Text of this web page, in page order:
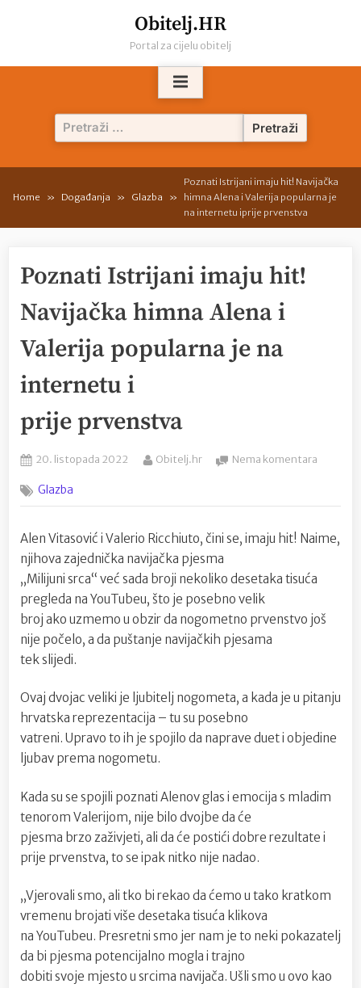
Obitelj.HR
Portal za cijelu obitelj
Pretraži:
Home Događanja Glazba
Poznati Istrijani imaju hit! Navijačka
himna Alena i Valerija popularna je
na internetu iprije prvenstva
Poznati Istrijani imaju hit!
Navijačka himna Alena i
Valerija popularna je na
internetu i
prije prvenstva
Posted
20. listopada 2022 By
Obitelj.hr Nema komentara
imaju
Valerija
i
Glazba
Alen Vitasović i Valerio Ricchiuto, čini se, imaju hit! Naime,
njihova zajednička navijačka pjesma
„Milijuni srca“ već sada broji nekoliko desetaka tisuća
pregleda na YouTubeu, što je posebno velik
broj ako uzmemo u obzir da nogometno prvenstvo još
nije počelo, a da puštanje navijačkih pjesama
tek slijedi.
Ovaj dvojac veliki je ljubitelj nogometa, a kada je u pitanju
hrvatska reprezentacija – tu su posebno
vatreni. Upravo to ih je spojilo da naprave duet i objedine
ljubav prema nogometu.
Kada su se spojili poznati Alenov glas i emocija s mladim
tenorom Valerijom, nije bilo dvojbe da će
pjesma brzo zaživjeti, ali da će postići dobre rezultate i
prije prvenstva, to se ipak nitko nije nadao.
„Vjerovali smo, ali tko bi rekao da ćemo u tako kratkom
vremenu brojati više desetaka tisuća klikova
na YouTubeu. Presretni smo jer nam je to neki pokazatelj
da bi pjesma potencijalno mogla i trajno
dobiti svoje mjesto u srcima navijača. Ušli smo u ovo kao